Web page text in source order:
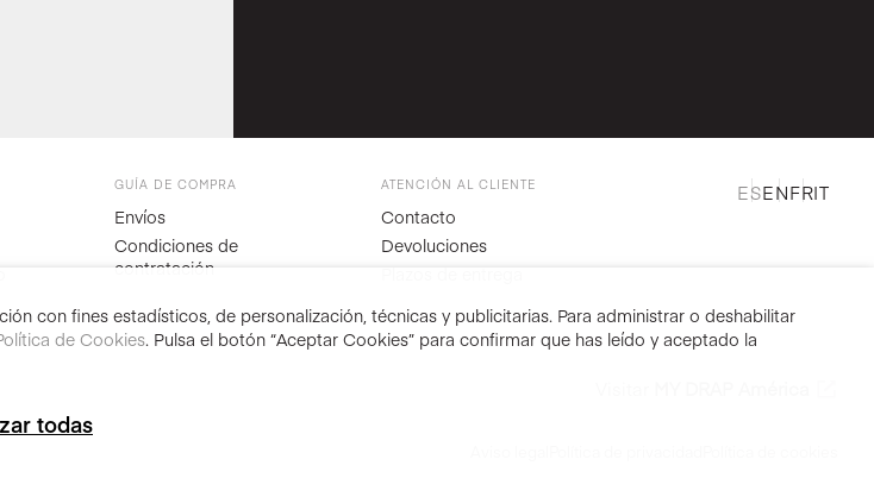
GUÍA DE COMPRA
Envíos
Condiciones de
contratación
ATENCIÓN AL CLIENTE
Contacto
Devoluciones
ESENFRIT
con fines estadísticos, de personalización, técnicas y publicitarias. Para administrar o deshabilitar
de Cookies. Pulsa el botón “Aceptar Cookies” para confirmar que has leído y aceptado la
todas